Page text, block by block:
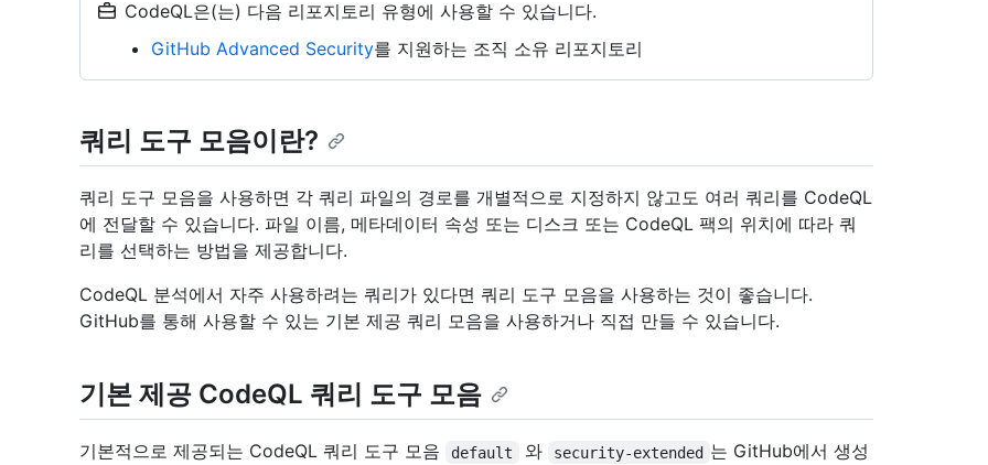
CodeQL은(는) 다음 리포지토리 유형에 사용할 수 있습니다.
GitHub Advanced Security를 지원하는 조직 소유 리포지토리
쿼리 도구 모음이란?
쿼리 도구 모음을 사용하면 각 쿼리 파일의 경로를 개별적으로 지정하지 않고도 여러 쿼리를 CodeQL
에 전달할 수 있습니다. 파일 이름, 메타데이터 속성 또는 디스크 또는 CodeQL 팩의 위치에 따라 쿼
리를 선택하는 방법을 제공합니다.
CodeQL 분석에서 자주 사용하려는 쿼리가 있다면 쿼리 도구 모음을 사용하는 것이 좋습니다.
GitHub를 통해 사용할 수 있는 기본 제공 쿼리 모음을 사용하거나 직접 만들 수 있습니다.
기본 제공 CodeQL 쿼리 도구 모음
기본적으로 제공되는 CodeQL 쿼리 도구 모음 default 와 security-extended 는 GitHub에서 생성